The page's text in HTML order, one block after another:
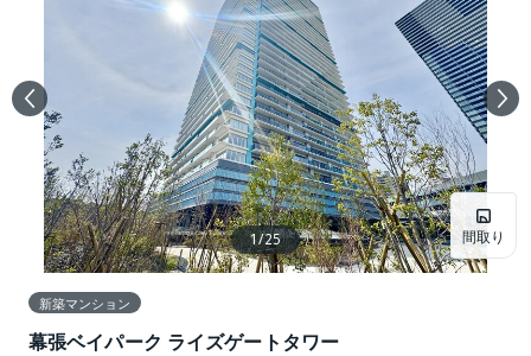
間取り
1/25
新築マンション
幕張ベイパーク ライズゲートタワー